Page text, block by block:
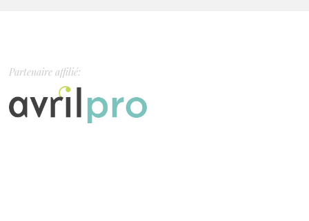
Partenaire affilié: